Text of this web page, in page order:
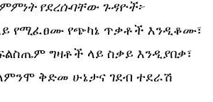
የደረሱባቸው ጉዳዮች፦
የሚፈፀሙ የጭካኔ ጥቃቶች እንዲቆሙ፣
ግዛቶች ላይ ስቃይ እንዲያበቃ፣
ቅድመ ሁኔታና ገደብ ተደራሽ